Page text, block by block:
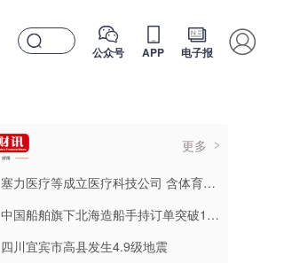
公众号 APP 电子报
更多
塞力医疗等成立医疗科技公司 含体育健康服务业务
中国船舶旗下北海造船手持订单突破100艘
四川宜宾市高县发生4.9级地震